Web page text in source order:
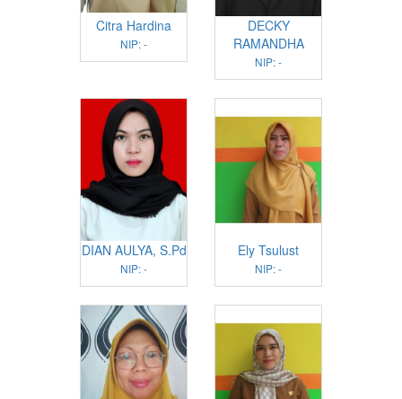
Citra Hardina
NIP: -
DECKY
RAMANDHA
NIP: -
DIAN AULYA, S.Pd
NIP: -
Ely Tsulust
NIP: -